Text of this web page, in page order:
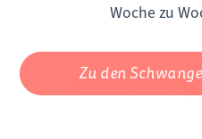
Woche zu
Zu den